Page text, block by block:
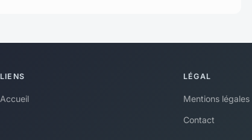
LIENS
Accueil
LÉGAL
Mentions légales
Contact